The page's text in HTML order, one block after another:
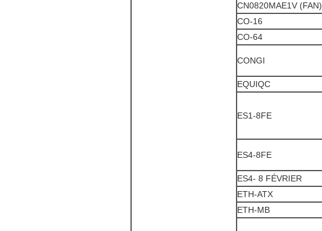
CN0820MAE1V (FAN)
CO-16
CO-64
CONGI
EQUIQC
ES1-8FE
ES4-8FE
ES4- 8 FÉVRIER
ETH-ATX
ETH-MB